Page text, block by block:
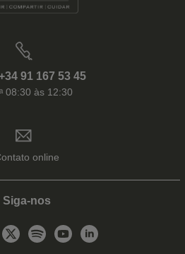
91 167 53 45
08:30 às 12:30
online
Siga-nos